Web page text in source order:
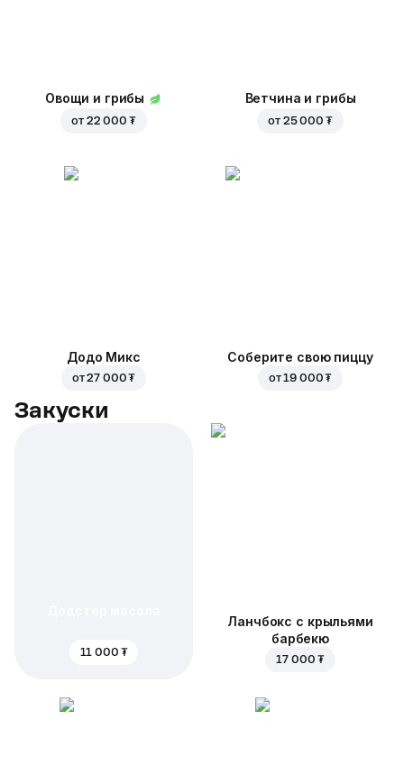
Овощи и грибы
от 22 000 ₮
Ветчина и грибы
от 25 000 ₮
Додо Микс
от27 000 ₮
Соберите свою пиццу
от19 000 ₮
Закуски
11 000 ₮
Ланчбокс с крыльями
барбекю
17 000 ₮